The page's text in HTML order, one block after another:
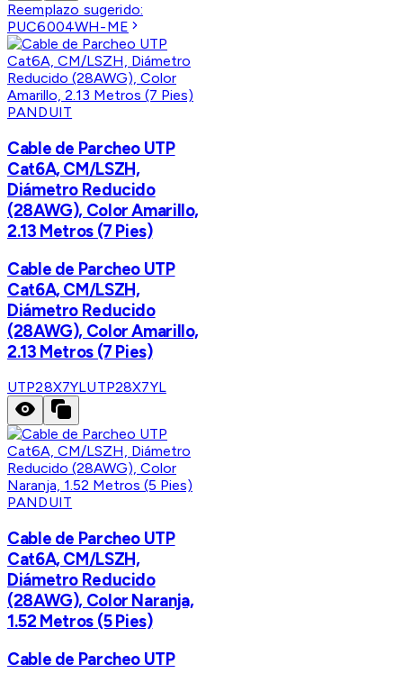
Reemplazo sugerido:
PUC6004WH-ME
PANDUIT
Cable de Parcheo UTP
Cat6A, CM/LSZH,
Diámetro Reducido
(28AWG), Color Amarillo,
2.13 Metros (7 Pies)
Cable de Parcheo UTP
Cat6A, CM/LSZH,
Diámetro Reducido
(28AWG), Color Amarillo,
2.13 Metros (7 Pies)
UTP28X7YLUTP28X7YL
PANDUIT
Cable de Parcheo UTP
Cat6A, CM/LSZH,
Diámetro Reducido
(28AWG), Color Naranja,
1.52 Metros (5 Pies)
Cable de Parcheo UTP